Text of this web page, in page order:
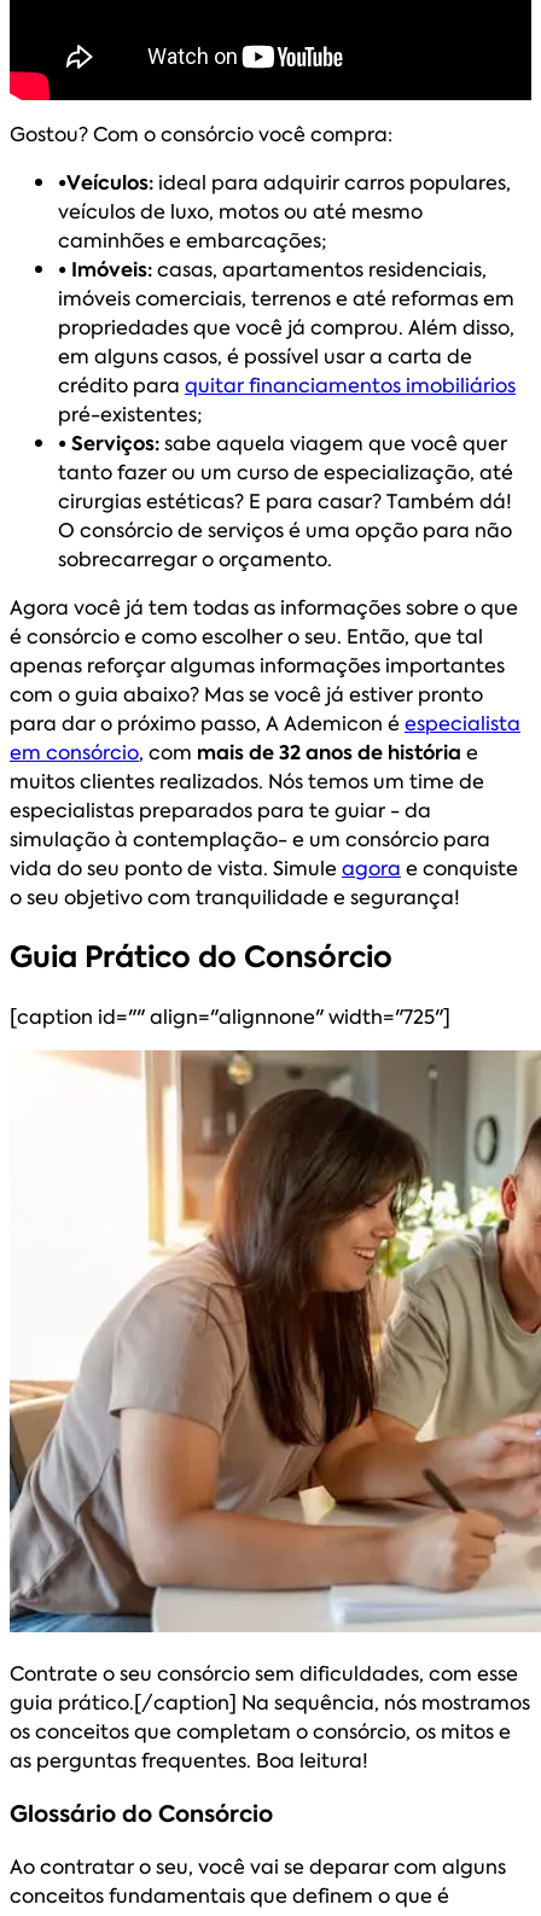
Gostou? Com o consórcio você compra:
•Veículos: ideal para adquirir carros populares,
veículos de luxo, motos ou até mesmo
caminhões e embarcações;
• Imóveis:casas, apartamentos residenciais,
imóveis comerciais, terrenos e até reformas em
propriedades que você já comprou. Além disso,
em alguns casos, é possível usar a carta de
crédito para quitar financiamentos imobiliários
pré-existentes;
• Serviços:sabe aquela viagem que você quer
tanto fazer ou um curso de especialização, até
cirurgias estéticas? E para casar? Também dá!
O consórcio de serviços é uma opção para não
sobrecarregar o orçamento.
Agora você já tem todas as informações sobre o que
é consórcio e como escolher o seu. Então, que tal
apenas reforçar algumas informações importantes
com o guia abaixo? Mas se você já estiver pronto
para dar o próximo passo, A Ademicon éespecialista
em consórcio, com mais de 32 anos de história e
muitos clientes realizados. Nós temos um time de
especialistas preparados para te guiar - da
simulação à contemplação- e um consórcio para
vida do seu ponto de vista. Simuleagora e conquiste
o seu objetivo com tranquilidade e segurança!
Guia Prático do Consórcio
[caption id="" align="alignnone" width="725"]
Contrate o seu consórcio sem dificuldades, com esse
guia prático.[/caption] Na sequência, nós mostramos
os conceitos que completam o consórcio, os mitos e
as perguntas frequentes. Boa leitura!
Glossário do Consórcio
Ao contratar o seu, você vai se deparar com alguns
conceitos fundamentais que definem o que é